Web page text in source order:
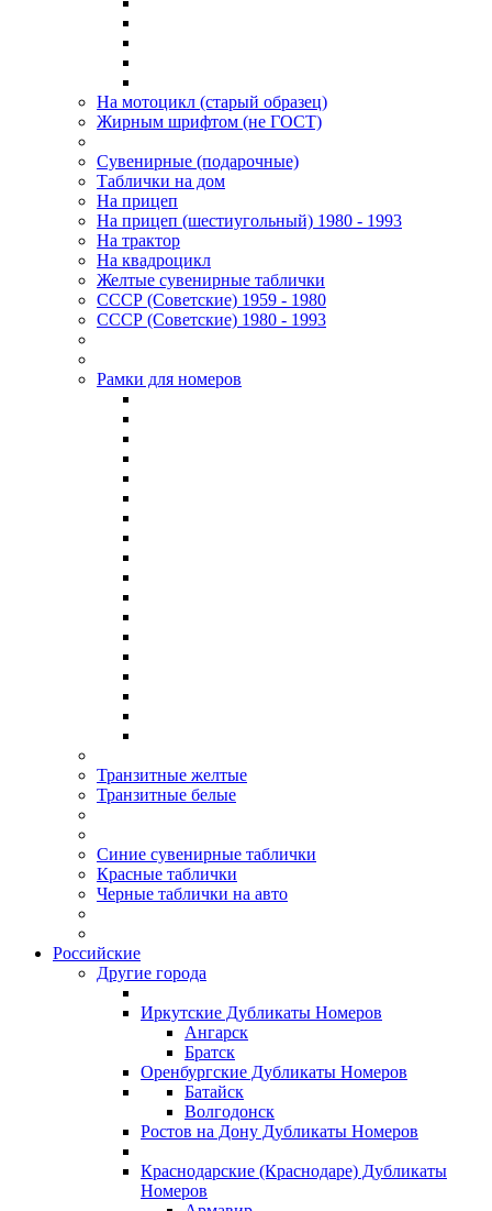
На мотоцикл (старый образец)
Жирным шрифтом (не ГОСТ)
Сувенирные (подарочные)
Таблички на дом
На прицеп
На прицеп (шестиугольный) 1980 - 1993
На трактор
На квадроцикл
Желтые сувенирные таблички
СССР (Советские) 1959 - 1980
СССР (Советские) 1980 - 1993
Рамки для номеров
Транзитные желтые
Транзитные белые
Синие сувенирные таблички
Красные таблички
Черные таблички на авто
Российские
Другие города
Иркутские Дубликаты Номеров
Ангарск
Братск
Оренбургские Дубликаты Номеров
Батайск
Волгодонск
Ростов на Дону Дубликаты Номеров
Краснодарские (Краснодаре) Дубликаты
Номеров